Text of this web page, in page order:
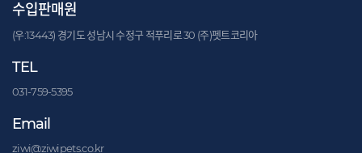
수입판매원
(우:13443) 경기도 성남시 수정구 적푸리로 30 (주)펫트코리아
TEL
031-759-5395
Email
ziwi@ziwipets.co.kr